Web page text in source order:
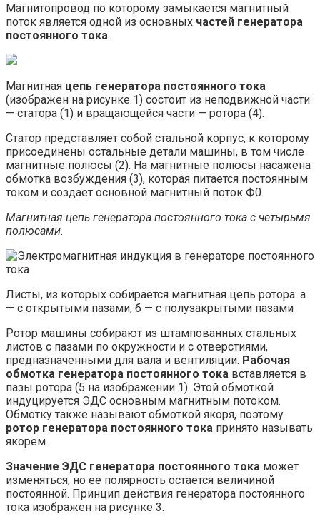
Магнитопровод по которому замыкается магнитный
поток является одной из основных частей генератора
постоянного тока.
Магнитная цепь генератора постоянного тока
(изображен на рисунке 1) состоит из неподвижной части
— статора (1) и вращающейся части — ротора (4).
Статор представляет собой стальной корпус, к которому
присоединены остальные детали машины, в том числе
магнитные полюсы (2). На магнитные полюсы насажена
обмотка возбуждения (3), которая питается постоянным
током и создает основной магнитный поток Ф0.
Магнитная цепь генератора постоянного тока с четырьмя
полюсами.
Листы, из которых собирается магнитная цепь ротора: а
— с открытыми пазами, б — с полузакрытыми пазами
Ротор машины собирают из штампованных стальных
листов с пазами по окружности и с отверстиями,
предназначенными для вала и вентиляции. Рабочая
обмотка генератора постоянного тока вставляется в
пазы ротора (5 на изображении 1). Этой обмоткой
индуцируется ЭДС основным магнитным потоком.
Обмотку также называют обмоткой якоря, поэтому
ротор генератора постоянного тока принято называть
якорем.
Значение ЭДС генератора постоянного тока может
изменяться, но ее полярность остается величиной
постоянной. Принцип действия генератора постоянного
тока изображен на рисунке 3.